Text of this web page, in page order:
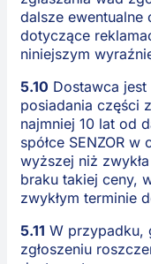
dalsze ewentualne
dotyczące
niniejszym
5.10 Dostawca
posiadania części
najmniej 10 lat od
spółce SENZOR
wyższej niż
braku takiej ceny,
zwykłym terminie
5.11 W przypadku,
zgłoszeniu